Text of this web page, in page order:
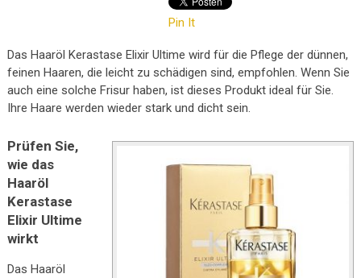
Pin It
Das Haaröl Kerastase Elixir Ultime wird für die Pflege der dünnen,
feinen Haaren, die leicht zu schädigen sind, empfohlen. Wenn Sie
auch eine solche Frisur haben, ist dieses Produkt ideal für Sie.
Ihre Haare werden wieder stark und dicht sein.
Prüfen Sie,
wie das
Haaröl
Kerastase
Elixir Ultime
wirkt
Das Haaröl